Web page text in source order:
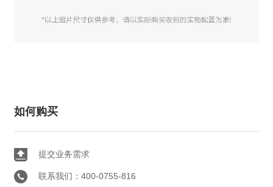
如何购买
提交业务需求
联系我们：400-0755-816